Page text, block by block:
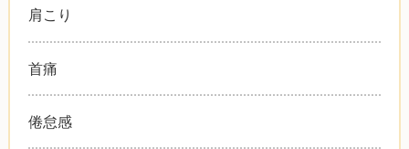
肩こり
首痛
倦怠感